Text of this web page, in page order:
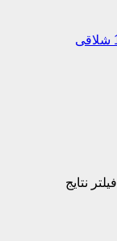
فیلتر نتایج